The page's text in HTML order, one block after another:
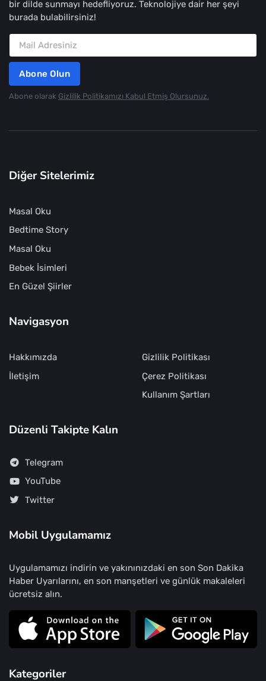
bir dilde sunmayı hedefliyoruz. Teknolojiye dair her şeyi
burada bulabilirsiniz!
Abone Olun
Abone olarak Gizlilik Politikamızı Kabul Etmiş Olursunuz.
Diğer Sitelerimiz
Masal Oku
Bedtime Story
Masal Oku
Bebek İsimleri
En Güzel Şiirler
Navigasyon
Hakkımızda
İletişim
Gizlilik Politikası
Çerez Politikası
Kullanım Şartları
Düzenli Takipte Kalın
Telegram
YouTube
Twitter
Mobil Uygulamamız
Uygulamamızı indirin ve yakınınızdaki en son Son Dakika
Haber Uyarılarını, en son manşetleri ve günlük makaleleri
ücretsiz alın.
Kategoriler